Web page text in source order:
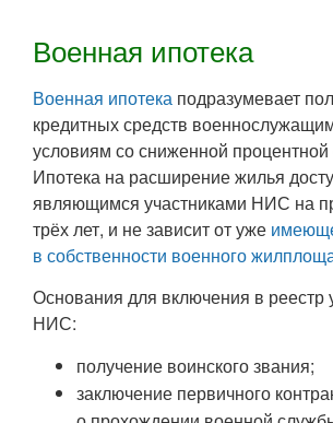
Военная ипотека
Военная ипотека подразумевает
кредитных средств
условиям со сниженной процентной
Ипотека на расширение жилья
являющимся участниками НИС на
трёх лет, и не зависит от уже
в собственности военного
Основания для включения в реестр
НИС:
получение воинского звания;
заключение первичного